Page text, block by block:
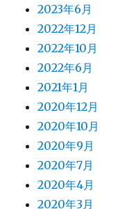
2023年6月
2022年12月
2022年10月
2022年6月
2021年1月
2020年12月
2020年10月
2020年9月
2020年7月
2020年4月
2020年3月